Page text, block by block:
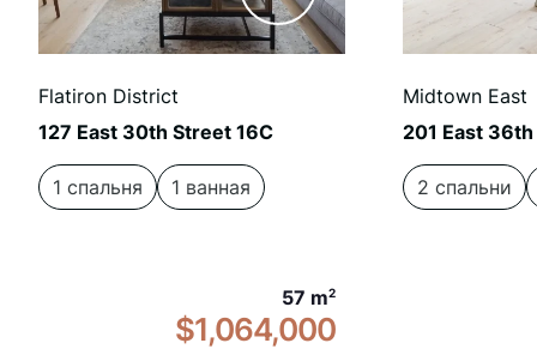
Flatiron District
127 East 30th Street 16C
1 спальня 1 ванная
57 m2
$1,064,000
Midtown East
201 East
2 спальни